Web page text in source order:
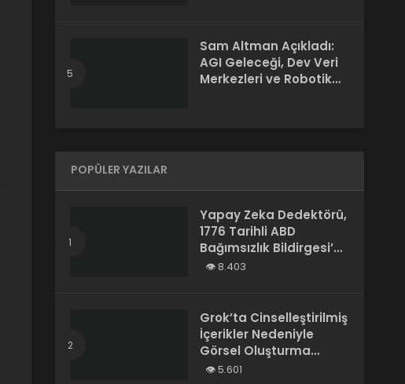
Sam Altman Açıkladı:
AGI Geleceği, Dev Veri
Merkezleri ve Robotik
POPÜLER YAZILAR
Yapay Zeka Dedektörü,
1776 Tarihli ABD
Bağımsızlık Bildirgesi’ni
“Yapay Zeka
8.403
Grok’ta Cinselleştirilmiş
İçerikler Nedeniyle
Görsel Oluşturma
Kısıtlandı
5.601